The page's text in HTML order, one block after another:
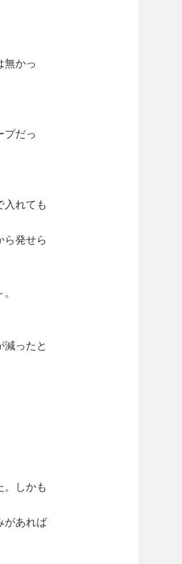
無かっ
プだっ
入れても
ら発せら
ったと
。しかも
があれば